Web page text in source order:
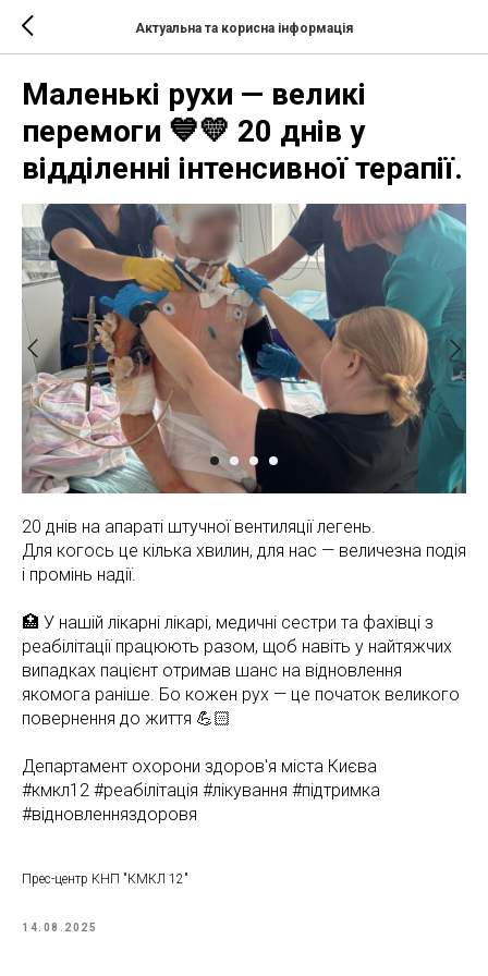
Актуальна та корисна інформація
Маленькі рухи — великі
перемоги 💙💛 20 днів у
відділенні інтенсивної терапії.
20 днів на апараті штучної вентиляції легень.
Для когось це кілька хвилин, для нас — величезна подія
і промінь надії.
🏥 У нашій лікарні лікарі, медичні сестри та фахівці з
реабілітації працюють разом, щоб навіть у найтяжчих
випадках пацієнт отримав шанс на відновлення
якомога раніше. Бо кожен рух — це початок великого
повернення до життя 💪🏻
Департамент охорони здоров'я міста Києва
#кмкл12 #реабілітація #лікування #підтримка
#відновленняздоровя
Прес-центр КНП "КМКЛ 12"
14.08.2025